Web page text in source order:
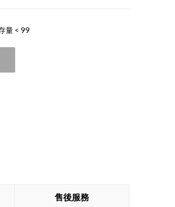
量 < 99
售後服務